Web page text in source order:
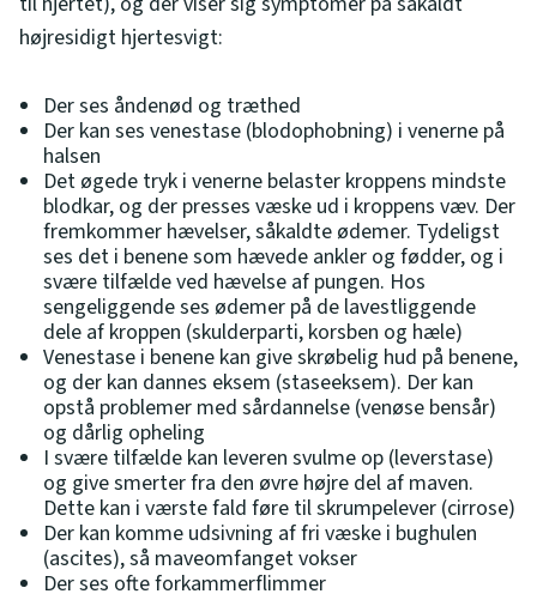
højresidigt hjertesvigt:
Der ses åndenød og træthed
Der kan ses venestase (blodophobning) i venerne på
halsen
Det øgede tryk i venerne belaster kroppens mindste
blodkar, og der presses væske ud i kroppens væv. Der
fremkommer hævelser, såkaldte ødemer. Tydeligst
ses det i benene som hævede ankler og fødder, og i
svære tilfælde ved hævelse af pungen. Hos
sengeliggende ses ødemer på de lavestliggende
dele af kroppen (skulderparti, korsben og hæle)
Venestase i benene kan give skrøbelig hud på benene,
og der kan dannes eksem (staseeksem). Der kan
opstå problemer med sårdannelse (venøse bensår)
og dårlig opheling
I svære tilfælde kan leveren svulme op (leverstase)
og give smerter fra den øvre højre del af maven.
Dette kan i værste fald føre til skrumpelever (cirrose)
Der kan komme udsivning af fri væske i bughulen
(ascites), så maveomfanget vokser
Der ses ofte forkammerflimmer